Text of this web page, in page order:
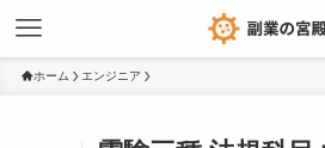
ホーム エンジニア